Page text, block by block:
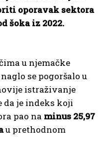
oporavak sektora
šoka iz 2022.
u njemačke
se pogoršalo u
istraživanje
da je indeks koji
pao na minus 25,97
u prethodnom